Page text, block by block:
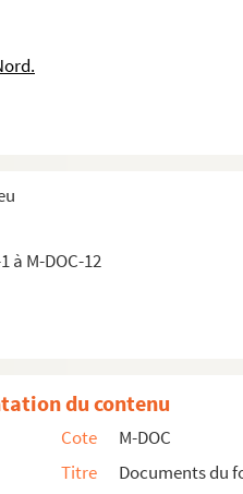
à M-DOC-12
du contenu
Cote
M-DOC
Titre
Documents du